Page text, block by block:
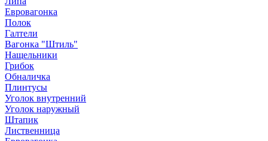
Евровагонка
Полок
Галтели
Вагонка "Штиль"
Нащельники
Грибок
Обналичка
Плинтусы
Уголок внутренний
Уголок наружный
Штапик
Лиственница